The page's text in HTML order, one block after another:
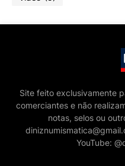
Site feito exclusivamente
comerciantes e não
notas, selos ou
YouTube: